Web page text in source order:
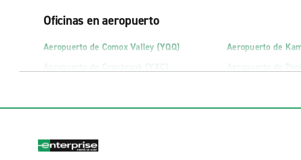
Oficinas en aeropuerto
Aeropuerto de Comox Valley (YQQ)
Aeropuerto de Cranbrook (YXC)
Aeropuerto de
Aeropuerto de
Aeropuerto de
Downtown Vancouver Exotics